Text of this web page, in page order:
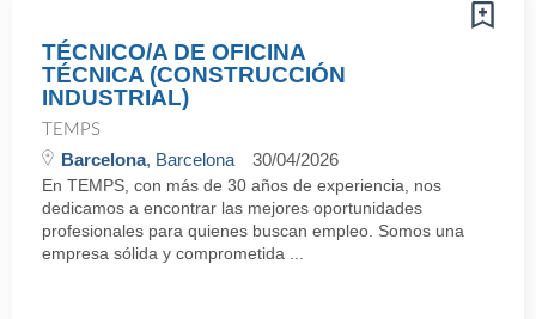
TÉCNICO/A DE OFICINA
TÉCNICA (CONSTRUCCIÓN
INDUSTRIAL)
TEMPS
Barcelona, Barcelona 30/04/2026
En TEMPS, con más de 30 años de experiencia, nos
dedicamos a encontrar las mejores oportunidades
profesionales para quienes buscan empleo. Somos una
empresa sólida y comprometida ...